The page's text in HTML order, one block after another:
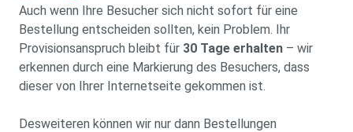
Auch wenn Ihre Besucher sich nicht sofort für eine
Bestellung entscheiden sollten, kein Problem. Ihr
Provisionsanspruch bleibt für 30 Tage erhalten – wir
erkennen durch eine Markierung des Besuchers, dass
dieser von Ihrer Internetseite gekommen ist.
Desweiteren können wir nur dann Bestellungen